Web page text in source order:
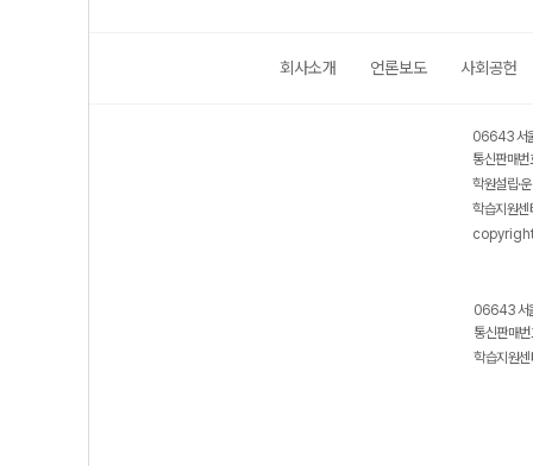
회사소개 언론보도 사회공헌
06643 서
통신판매
학원설립·
학습지원
06643 서
통신판매
학습지원